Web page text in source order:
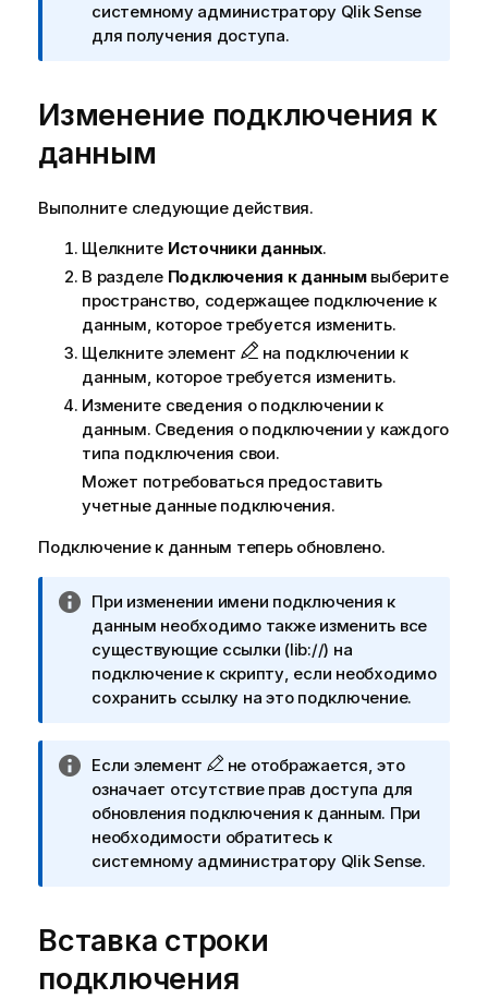
е
ч
и
е
к
н
о
р
м
а
ц
и
и
системному администратору Qlik Sense
для получения доступа.
Изменение подключения к
данным
Выполните следующие действия.
Щелкните Источники данных.
В разделе Подключения к даннымвыберите
пространство, содержащее подключение к
данным, которое требуется изменить.
Щелкните элемент
на подключении к
данным, которое требуется изменить.
Измените сведения о подключении к
данным. Сведения о подключении у каждого
типа подключения свои.
Может потребоваться предоставить
учетные данные подключения.
Подключение к данным теперь обновлено.
П
р
и
м
е
н
и
е
к
и
о
м
При изменении имени подключения к
данным необходимо также изменить все
существующие ссылки (lib://) на
подключение к скрипту, если необходимо
сохранить ссылку на это подключение.
П
р
и
м
е
н
и
е
Если элемент
не отображается, это
означает отсутствие прав доступа для
обновления подключения к данным. При
необходимости обратитесь к
системному администратору Qlik Sense.
Вставка строки
подключения